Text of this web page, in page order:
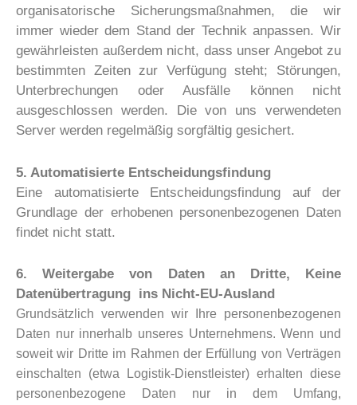
organisatorische Sicherungsmaßnahmen, die wir
immer wieder dem Stand der Technik anpassen. Wir
gewährleisten außerdem nicht, dass unser Angebot zu
bestimmten Zeiten zur Verfügung steht; Störungen,
Unterbrechungen oder Ausfälle können nicht
ausgeschlossen werden. Die von uns verwendeten
Server werden regelmäßig sorgfältig gesichert.
5. Automatisierte Entscheidungsfindung
Eine automatisierte Entscheidungsfindung auf der
Grundlage der erhobenen personenbezogenen Daten
findet nicht statt.
6. Weitergabe von Daten an Dritte, Keine
Datenübertragung ins Nicht-EU-Ausland
Grundsätzlich verwenden wir Ihre personenbezogenen
Daten nur innerhalb unseres Unternehmens.Wenn und
soweit wir Dritte im Rahmen der Erfüllung von Verträgen
einschalten (etwa
Logistik-Dienstleister) erhalten diese
personenbezogene Daten nur in dem Umfang,